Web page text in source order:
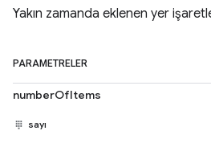
Yakın zamanda eklenen yer
PARAMETRELER
numberOfItems
sayı